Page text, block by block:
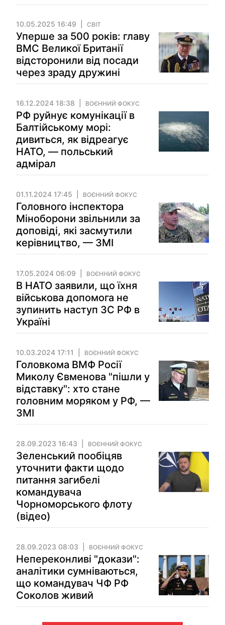
10.05.2025 16:49 СВІТ
Уперше за 500 років: главу
ВМС Великої Британії
відсторонили від посади
через зраду дружині
16.12.2024 18:38 ВОЄННИЙ ФОКУС
РФ руйнує комунікації в
Балтійському морі:
дивиться, як відреагує
НАТО, — польський
адмірал
01.11.2024 17:45 ВОЄННИЙ ФОКУС
Головного інспектора
Міноборони звільнили за
доповіді, які засмутили
керівництво, — ЗМІ
17.05.2024 06:09 ВОЄННИЙ ФОКУС
В НАТО заявили, що їхня
військова допомога не
зупинить наступ ЗС РФ в
Україні
10.03.2024 17:11 ВОЄННИЙ ФОКУС
Головкома ВМФ Росії
Миколу Євменова "пішли у
відставку": хто стане
головним моряком у РФ, —
ЗМІ
28.09.2023 16:43 ВОЄННИЙ ФОКУС
Зеленський пообіцяв
уточнити факти щодо
питання загибелі
командувача
Чорноморського флоту
(відео)
28.09.2023 08:03 ВОЄННИЙ ФОКУС
Непереконливі "докази":
аналітики сумніваються,
що командувач ЧФ РФ
Соколов живий